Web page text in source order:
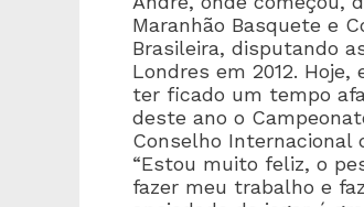
Maranhão Basquete e
Brasileira, disputando
Londres em 2012.
ter ficado um tempo
deste ano o
Conselho Internacional
“Estou muito feliz, o
fazer meu trabalho e